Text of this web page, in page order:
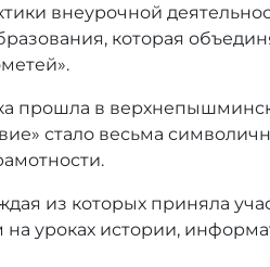
внеурочной
которая
прошла в
стало весьма
из которых приняла
уроках истории,